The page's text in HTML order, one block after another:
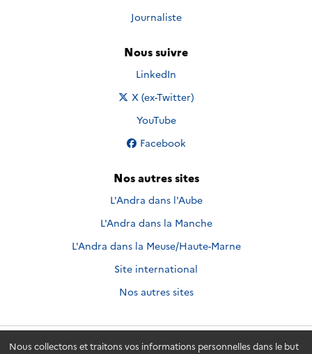
Nous collectons et traitons vos informations personnelles dans le but
Journaliste
Nous suivre
Nous suivre sur
LinkedIn
Nous suivre sur
X (ex-Twitter)
Nous suivre sur
YouTube
Nous suivre sur
Facebook
Nos autres sites
L'Andra dans l'Aube
L'Andra dans la Manche
L'Andra dans la Meuse/Haute-Marne
Site international
Nos autres sites
Andra.fr © 2026 - Andra. Tous droits réservés.